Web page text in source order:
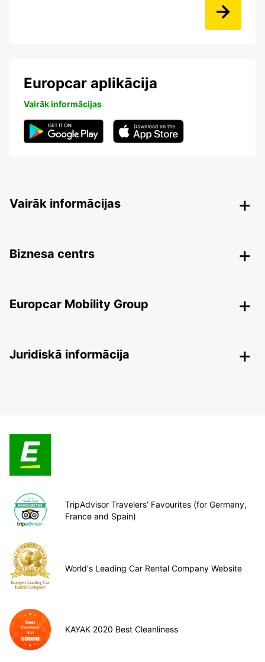
Europcar aplikācija
Vairāk informācijas
Vairāk informācijas
Biznesa centrs
Europcar Mobility Group
Juridiskā informācija
TripAdvisor Travelers’ Favourites (for Germany,
France and Spain)
World's Leading Car Rental Company Website
KAYAK 2020 Best Cleanliness